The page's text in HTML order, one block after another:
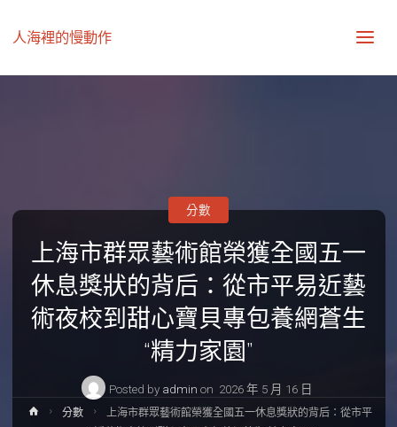
人海裡的慢動作
上海市群眾藝術館榮獲全國五一
休息獎狀的背后：從市平易近藝
術夜校到甜心寶貝專包養網蒼生
“精力家園”
Posted by admin on 2026 年 5 月 16 日
分數
Home分數
上海市群眾藝術館榮獲全國五一休息獎狀的背后：從市平